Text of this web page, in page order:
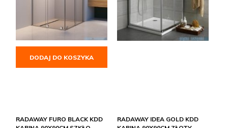
DODAJ DO KOSZYKA
RADAWAY FURO BLACK KDD
RADAWAY IDEA GOLD KDD